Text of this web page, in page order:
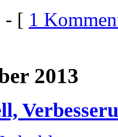
- [ 1
2013